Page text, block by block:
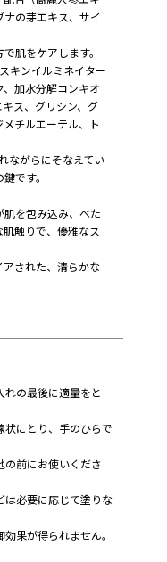
の最後に適量をと
にとり、手のひらで
前にお使いくださ
必要に応じて塗りな
果が得られません。
の芽エキス、サイ
肌をケアします。
キンイルミネイター
、加水分解コンキオ
ス、グリシン、グ
チルエーテル、ト
ながらにそなえてい
です。
を包み込み、べた
触りで、優雅なス
された、清らかな